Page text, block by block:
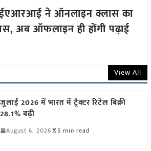
ने ऑनलाइन क्लास का
अब ऑफलाइन ही होंगी पढ़ाई
View All
जुलाई 2026 में भारत में ट्रैक्टर रिटेल बिक्री
28.1% बढ़ी
August 6, 2026 5 min read